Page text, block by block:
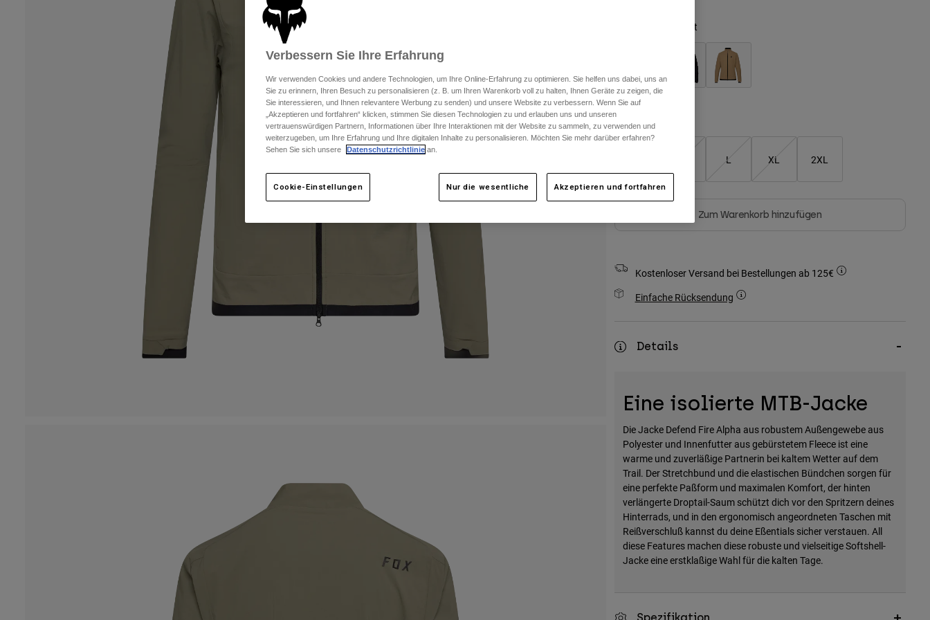
Adobe-Rot
ausgewählt
Größentabelle
L XL 2XL
Zum Warenkorb hinzufügen
Kostenloser Versand bei Bestellungen ab 125€
Einfache Rücksendung
Details
Eine isolierte MTB-Jacke
Die Jacke Defend Fire Alpha aus robustem Außengewebe aus
Polyester und Innenfutter aus gebürstetem Fleece ist eine
warme und zuverläßige Partnerin bei kaltem Wetter auf dem
Trail. Der Stretchbund und die elastischen Bündchen sorgen für
eine perfekte Paßform und maximalen Komfort, der hinten
verlängerte Droptail-Saum schützt dich vor den Spritzern deines
Hinterrads, und in den ergonomisch angeordneten Taschen mit
Reißverschluß kannst du deine Eßentials sicher verstauen. All
diese Features machen diese robuste und vielseitige Softshell-
Jacke eine erstklaßige Wahl für die kalten Tage.
Verbessern Sie Ihre Erfahrung
Wir verwenden Cookies und andere Technologien, um Ihre Online-Erfahrung zu optimieren. Sie helfen uns dabei, uns an
Sie zu erinnern, Ihren Besuch zu personalisieren (z. B. um Ihren Warenkorb voll zu halten, Ihnen Geräte zu zeigen, die
Sie interessieren, und Ihnen relevantere Werbung zu senden) und unsere Website zu verbessern. Wenn Sie auf
„Akzeptieren und fortfahren“ klicken, stimmen Sie diesen Technologien zu und erlauben uns und unseren
vertrauenswürdigen Partnern, Informationen über Ihre Interaktionen mit der Website zu sammeln, zu verwenden und
weiterzugeben, um Ihre Erfahrung und Ihre digitalen Inhalte zu personalisieren. Möchten Sie mehr darüber erfahren?
Sehen Sie sich unsere
Datenschutzrichtlinie an.
Cookie-Einstellungen Nur die wesentliche Akzeptieren und fortfahren